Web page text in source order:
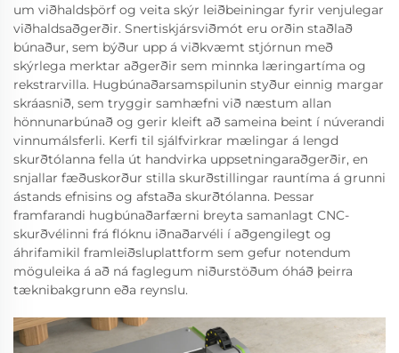
um viðhaldsþörf og veita skýr leiðbeiningar fyrir venjulegar
viðhaldsaðgerðir. Snertiskjársviðmót eru orðin staðlað
búnaður, sem býður upp á viðkvæmt stjórnun með
skýrlega merktar aðgerðir sem minnka læringartíma og
rekstrarvilla. Hugbúnaðarsamspilunin styður einnig margar
skráasnið, sem tryggir samhæfni við næstum allan
hönnunarbúnað og gerir kleift að sameina beint í núverandi
vinnumálsferli. Kerfi til sjálfvirkrar mælingar á lengd
skurðtólanna fella út handvirka uppsetningaraðgerðir, en
snjallar fæðuskorður stilla skurðstillingar rauntíma á grunni
ástands efnisins og afstaða skurðtólanna. Þessar
framfarandi hugbúnaðarfærni breyta samanlagt CNC-
skurðvélinni frá flóknu iðnaðarvéli í aðgengilegt og
áhrifamikil framleiðsluplattform sem gefur notendum
möguleika á að ná faglegum niðurstöðum óháð þeirra
tæknibakgrunn eða reynslu.